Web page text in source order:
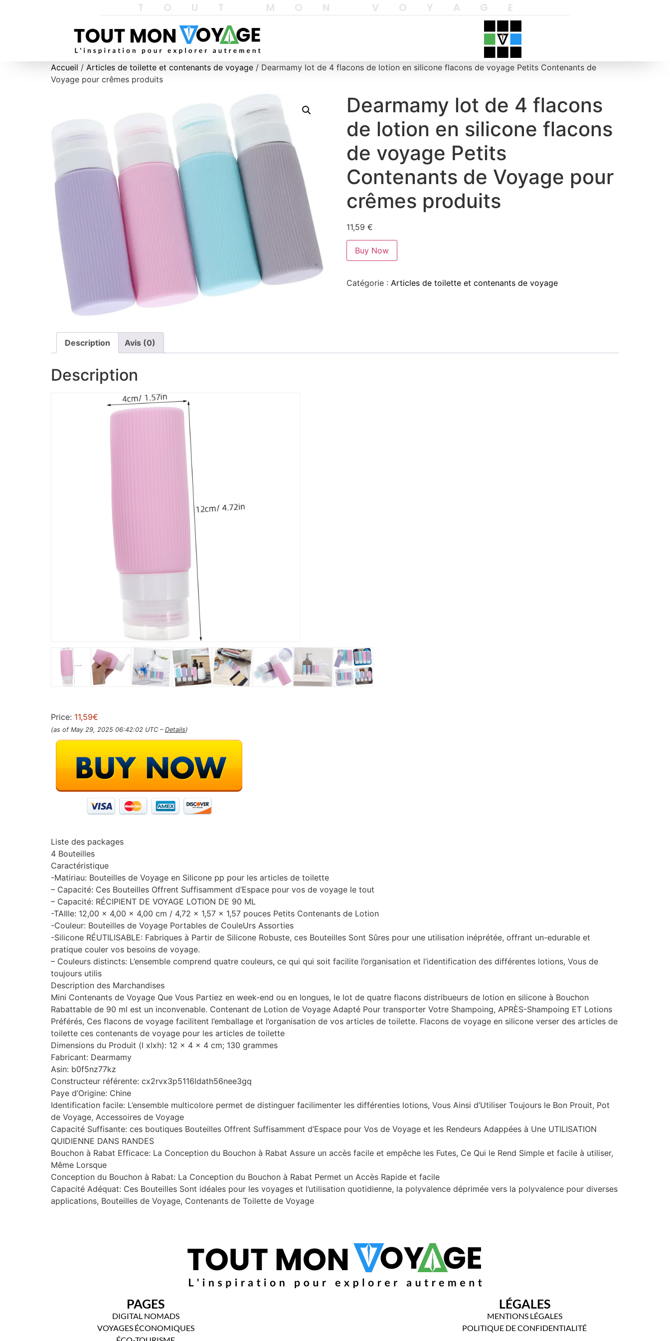
TOUT MON VOYAGE
Accueil / Articles de toilette et contenants de voyage / Dearmamy lot de 4 flacons de lotion en silicone flacons de voyage Petits Contenants de
Voyage pour crêmes produits
Dearmamy lot de 4 flacons
de lotion en silicone flacons
de voyage Petits
Contenants de Voyage pour
crêmes produits
11,59 €
Buy Now
Catégorie : Articles de toilette et contenants de voyage
Description Avis (0)
Description
Price: 11,59€
(as of May 29, 2025 06:42:02 UTC – Details)
Liste des packages
4 Bouteilles
Caractéristique
-Matiriau: Bouteilles de Voyage en Silicone pp pour les articles de toilette
– Capacité: Ces Bouteilles Offrent Suffisamment d’Espace pour vos de voyage le tout
– Capacité: RÉCIPIENT DE VOYAGE LOTION DE 90 ML
-TAIlle: 12,00 x 4,00 x 4,00 cm / 4,72 x 1,57 x 1,57 pouces Petits Contenants de Lotion
-Couleur: Bouteilles de Voyage Portables de CouleUrs Assorties
-Silicone RÉUTILISABLE: Fabriques à Partir de Silicone Robuste, ces Bouteilles Sont Sûres pour une utilisation inéprétée, offrant un-edurable et
pratique couler vos besoins de voyage.
– Couleurs distincts: L’ensemble comprend quatre couleurs, ce qui qui soit facilite l’organisation et l’identification des différentes lotions, Vous de
toujours utilis
Description des Marchandises
Mini Contenants de Voyage Que Vous Partiez en week-end ou en longues, le lot de quatre flacons distribueurs de lotion en silicone à Bouchon
Rabattable de 90 ml est un inconvenable. Contenant de Lotion de Voyage Adapté Pour transporter Votre Shampoing, APRÈS-Shampoing ET Lotions
Préférés, Ces flacons de voyage facilitent l’emballage et l’organisation de vos articles de toilette. Flacons de voyage en silicone verser des articles de
toilette ces contenants de voyage pour les articles de toilette
Dimensions du Produit (l xlxh): 12 x 4 x 4 cm; 130 grammes
Fabricant: Dearmamy
Asin: b0f5nz77kz
Constructeur référente: cx2rvx3p5116ldath56nee3gq
Paye d’Origine: Chine
Identification facile: L’ensemble multicolore permet de distinguer facilimenter les différenties lotions, Vous Ainsi d’Utiliser Toujours le Bon Prouit, Pot
de Voyage, Accessoires de Voyage
Capacité Suffisante: ces boutiques Bouteilles Offrent Suffisamment d’Espace pour Vos de Voyage et les Rendeurs Adappées à Une UTILISATION
QUIDIENNE DANS RANDES
Bouchon à Rabat Efficace: La Conception du Bouchon à Rabat Assure un accès facile et empêche les Futes, Ce Qui le Rend Simple et facile à utiliser,
Même Lorsque
Conception du Bouchon à Rabat: La Conception du Bouchon à Rabat Permet un Accès Rapide et facile
Capacité Adéquat: Ces Bouteilles Sont idéales pour les voyages et l’utilisation quotidienne, la polyvalence déprimée vers la polyvalence pour diverses
applications, Bouteilles de Voyage, Contenants de Toilette de Voyage
PAGES
DIGITAL NOMADS
VOYAGES ÉCONOMIQUES
LÉGALES
MENTIONS LÉGALES
POLITIQUE DE CONFIDENTIALITÉ